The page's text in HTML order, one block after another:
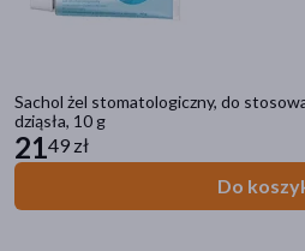
Sachol żel stomatologiczny, do
dziąsła, 10 g
2149 zł
Do